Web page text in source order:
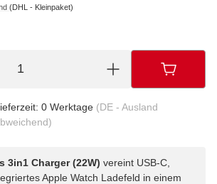
(DHL - Kleinpaket)
0 Werktage (DE - Ausland
3in1 Charger (22W) vereint USB-C,
Apple Watch Ladefeld in einem